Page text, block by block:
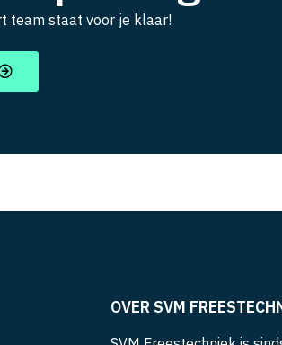
team staat voor je klaar!
OVER SVM